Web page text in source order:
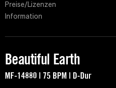
Preise/Lizenzen
Information
Beautiful Earth
MF-14880 | 75 BPM | D-Dur